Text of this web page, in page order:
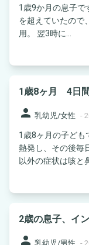
1歳9か月の息子です。 昨日夕方から発熱し、21
を超えていたの
用。 翌3時に...
1歳8ヶ月 4日
person 乳幼児/女性 -
1歳8ヶ月の子ども
熱発し、その後毎
以外の症状は咳と
2歳の息子、イ
person 乳幼児/男性 -